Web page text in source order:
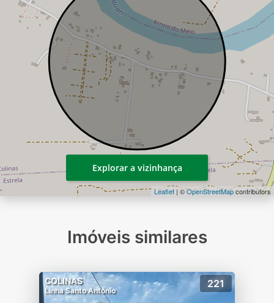
Leaflet | ©OpenStreetMapcontributors
Explorar a vizinhança
Imóveis similares
COLINAS
Linha Santo Antônio
221